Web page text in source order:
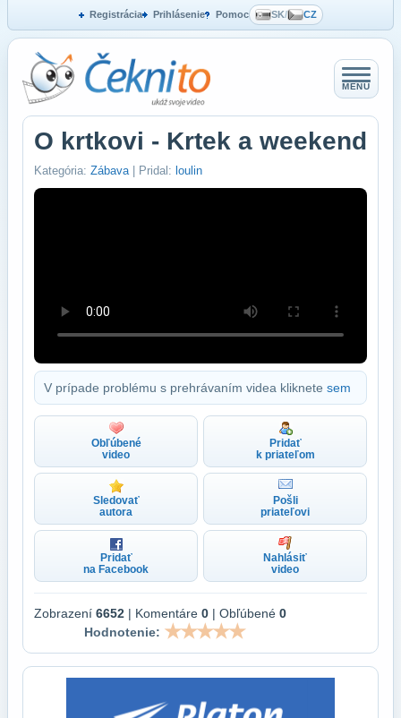
Registrácia Prihlásenie Pomoc SK/ CZ
MENU
O krtkovi - Krtek a weekend
Kategória: Zábava | Pridal: loulin
V prípade problému s prehrávaním videa kliknete sem
Obľúbené
video
Pridať
k priateľom
Sledovať
autora
Pošli
priateľovi
Pridať
na Facebook
Nahlásiť
video
Zobrazení 6652 | Komentáre 0 | Obľúbené 0
Hodnotenie: